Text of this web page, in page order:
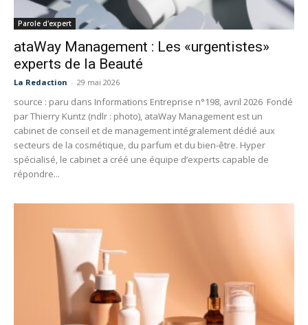
Parole d'expert
ataWay Management : Les «urgentistes»
experts de la Beauté
La Redaction - 29 mai 2026
source : paru dans Informations Entreprise n°198, avril 2026 Fondé
par Thierry Kuntz (ndlr : photo), ataWay Management est un
cabinet de conseil et de management intégralement dédié aux
secteurs de la cosmétique, du parfum et du bien-être. Hyper
spécialisé, le cabinet a créé une équipe d’experts capable de
répondre...